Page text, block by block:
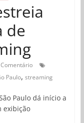
de
Paulo, streaming
Paulo dá início a
exibição